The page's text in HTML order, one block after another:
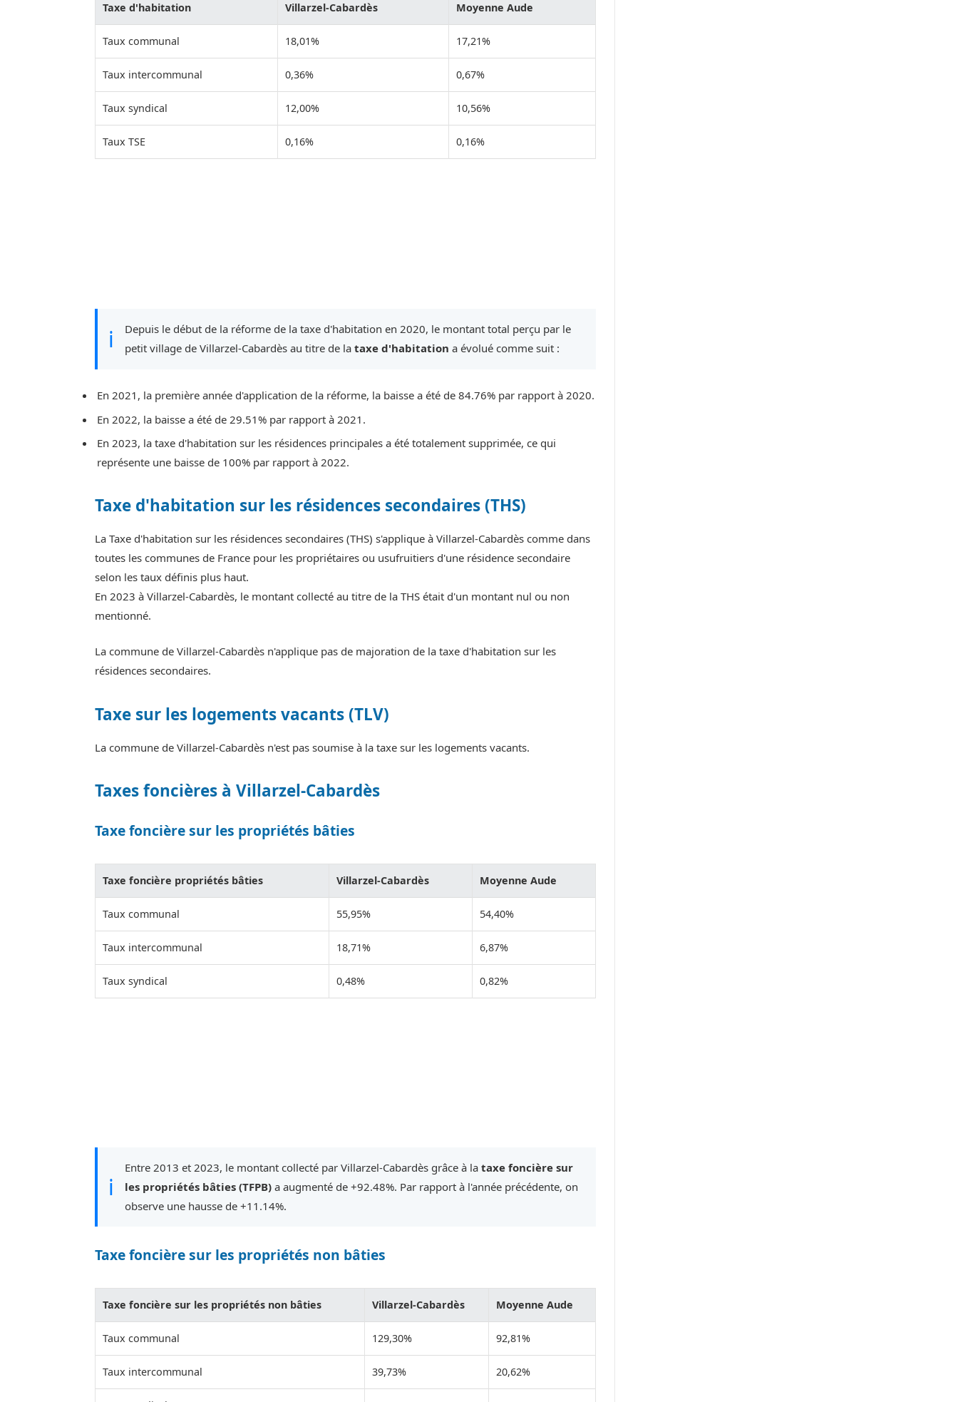
Taxe d'habitation Villarzel-Cabardès Moyenne Aude
Taux communal 18,01% 17,21%
Taux intercommunal 0,36% 0,67%
Taux syndical 12,00% 10,56%
Taux TSE 0,16% 0,16%
ℹ
Depuis le début de la réforme de la taxe d'habitation en 2020, le montant total perçu par le
petit village de Villarzel-Cabardès au titre de la taxe d'habitation a évolué comme suit :
En 2021, la première année d'application de la réforme, la baisse a été de 84.76% par rapport à 2020.
En 2022, la baisse a été de 29.51% par rapport à 2021.
En 2023, la taxe d'habitation sur les résidences principales a été totalement supprimée, ce qui
représente une baisse de 100% par rapport à 2022.
Taxe d'habitation sur les résidences secondaires (THS)
La Taxe d'habitation sur les résidences secondaires (THS) s'applique à Villarzel-Cabardès comme dans
toutes les communes de France pour les propriétaires ou usufruitiers d'une résidence secondaire
selon les taux définis plus haut.
En 2023 à Villarzel-Cabardès, le montant collecté au titre de la THS était d'un montant nul ou non
mentionné.
La commune de Villarzel-Cabardès n'applique pas de majoration de la taxe d'habitation sur les
résidences secondaires.
Taxe sur les logements vacants (TLV)
La commune de Villarzel-Cabardès n'est pas soumise à la taxe sur les logements vacants.
Taxes foncières à Villarzel-Cabardès
Taxe foncière sur les propriétés bâties
Taxe foncière propriétés bâties Villarzel-Cabardès Moyenne Aude
Taux communal 55,95% 54,40%
Taux intercommunal 18,71% 6,87%
Taux syndical 0,48% 0,82%
ℹ
Entre 2013 et 2023, le montant collecté par Villarzel-Cabardès grâce à la taxe foncière sur
les propriétés bâties (TFPB) a augmenté de +92.48%. Par rapport à l'année précédente, on
observe une hausse de +11.14%.
Taxe foncière sur les propriétés non bâties
Taxe foncière sur les propriétés non bâties Villarzel-Cabardès Moyenne Aude
Taux communal 129,30% 92,81%
Taux intercommunal 39,73% 20,62%